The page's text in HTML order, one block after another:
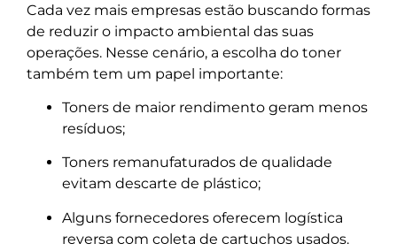
Cada vez mais empresas estão buscando formas
de reduzir o impacto ambiental das suas
operações. Nesse cenário, a escolha do toner
também tem um papel importante:
Toners de maior rendimento geram menos
resíduos;
Toners remanufaturados de qualidade
evitam descarte de plástico;
Alguns fornecedores oferecem logística
reversa com coleta de cartuchos usados.